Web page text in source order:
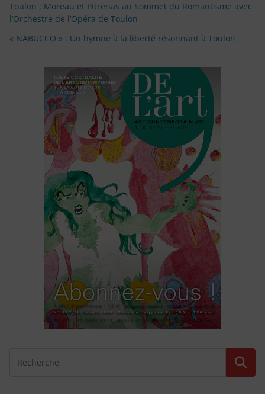
Toulon : Moreau et Pitrėnas au Sommet du Romantisme avec
l’Orchestre de l’Opéra de Toulon
« NABUCCO » : Un hymne à la liberté résonnant à Toulon